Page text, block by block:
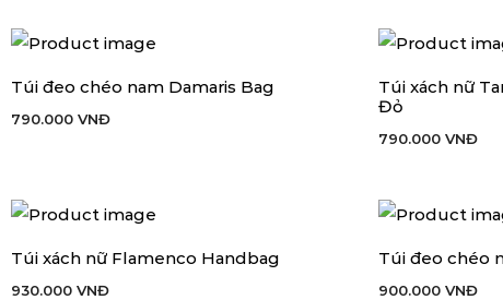
THÊM VÀO GIỎ HÀNG
Túi đeo chéo nam Damaris Bag
790.000 VNĐ
THÊM VÀO GIỎ
Túi xách nữ
Đỏ
790.000 VNĐ
THÊM VÀO GIỎ HÀNG
Túi xách nữ Flamenco Handbag
930.000 VNĐ
THÊM VÀO GIỎ
Túi đeo chéo
900.000 VNĐ